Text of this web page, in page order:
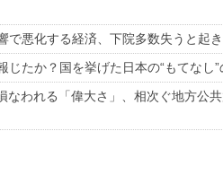
で悪化する経済、下院多数失うと起
たか？国を挙げた日本の“もてなし”
なわれる「偉大さ」、相次ぐ地方公